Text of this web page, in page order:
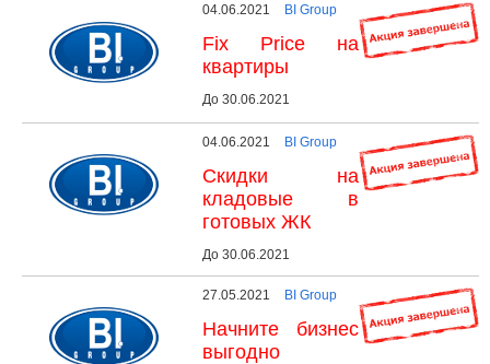
04.06.2021 BI Group
Fix Price на
квартиры
До 30.06.2021
04.06.2021 BI Group
Скидки на
кладовые в
готовых ЖК
До 30.06.2021
27.05.2021 BI Group
Начните бизнес
выгодно